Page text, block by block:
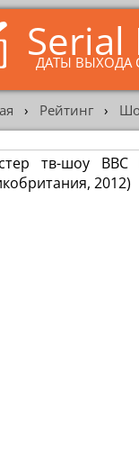
Serial
ДАТЫ ВЫХОДА
› Рейтинг ›